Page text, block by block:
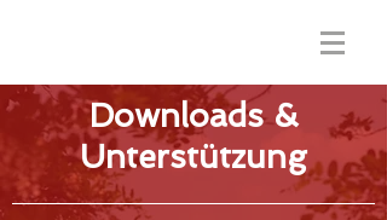
Downloads &
Unterstützung